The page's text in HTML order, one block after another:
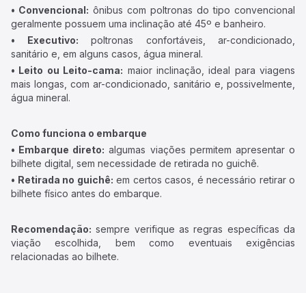
• Convencional: ônibus com poltronas do tipo convencional
geralmente possuem uma inclinação até 45º e banheiro.
• Executivo: poltronas confortáveis, ar-condicionado,
sanitário e, em alguns casos, água mineral.
• Leito ou Leito-cama: maior inclinação, ideal para viagens
mais longas, com ar-condicionado, sanitário e, possivelmente,
água mineral.
Como funciona o embarque
• Embarque direto: algumas viações permitem apresentar o
bilhete digital, sem necessidade de retirada no guichê.
• Retirada no guichê: em certos casos, é necessário retirar o
bilhete físico antes do embarque.
Recomendação: sempre verifique as regras específicas da
viação escolhida, bem como eventuais exigências
relacionadas ao bilhete.